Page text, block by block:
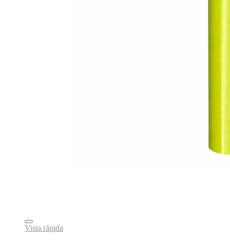
Vista rápida